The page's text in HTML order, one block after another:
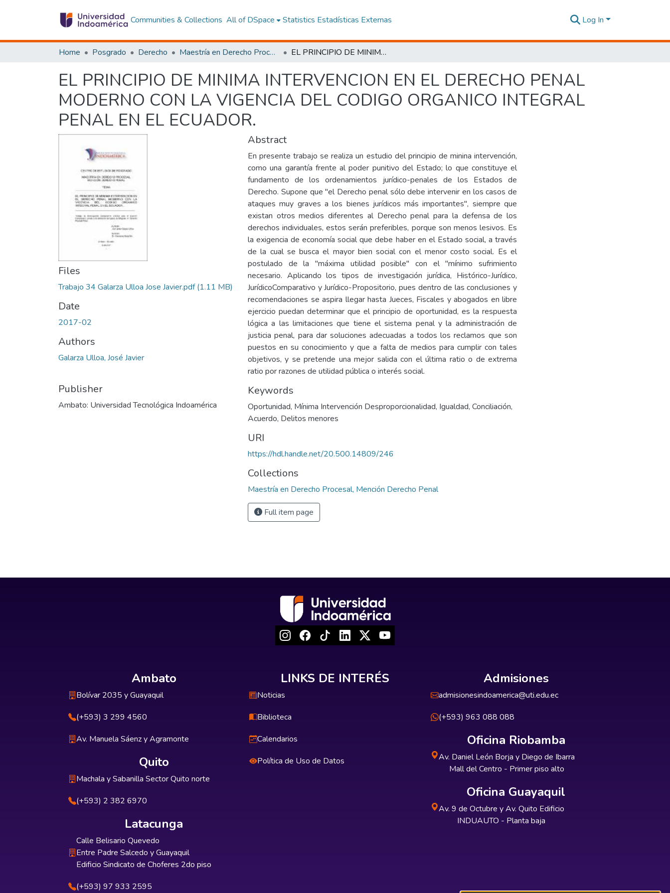
Communities & Collections All of DSpace Statistics Estadísticas Externas Log In
Home Posgrado Derecho Maestría en Derecho Procesal, Mención Derecho Penal EL PRINCIPIO DE MINIMA INTERVENCION EN EL DERECHO PENAL MODERNO CON LA VIGENCIA DEL CODIGO ORGANICO INTEGRAL PENAL EN EL ECUADOR.
EL PRINCIPIO DE MINIMA INTERVENCION EN EL DERECHO PENAL
MODERNO CON LA VIGENCIA DEL CODIGO ORGANICO INTEGRAL
PENAL EN EL ECUADOR.
Files
Trabajo 34 Galarza Ulloa Jose Javier.pdf(1.11 MB)
Date
2017-02
Authors
Galarza Ulloa, José Javier
Publisher
Ambato: Universidad Tecnológica Indoamérica
Abstract
En presente trabajo se realiza un estudio del principio de minina intervención,
como una garantía frente al poder punitivo del Estado; lo que constituye el
fundamento de los ordenamientos jurídico-penales de los Estados de
Derecho. Supone que "el Derecho penal sólo debe intervenir en los casos de
ataques muy graves a los bienes jurídicos más importantes", siempre que
existan otros medios diferentes al Derecho penal para la defensa de los
derechos individuales, estos serán preferibles, porque son menos lesivos. Es
la exigencia de economía social que debe haber en el Estado social, a través
de la cual se busca el mayor bien social con el menor costo social. Es el
postulado de la "máxima utilidad posible" con el "mínimo sufrimiento
necesario. Aplicando los tipos de investigación jurídica, Histórico-Jurídico,
JurídicoComparativo y Jurídico-Propositorio, pues dentro de las conclusiones y
recomendaciones se aspira llegar hasta Jueces, Fiscales y abogados en libre
ejercicio puedan determinar que el principio de oportunidad, es la respuesta
lógica a las limitaciones que tiene el sistema penal y la administración de
justicia penal, para dar soluciones adecuadas a todos los reclamos que son
puestos en su conocimiento y que a falta de medios para cumplir con tales
objetivos, y se pretende una mejor salida con el última ratio o de extrema
ratio por razones de utilidad pública o interés social.
Keywords
Oportunidad, Mínima Intervención Desproporcionalidad, Igualdad, Conciliación,
Acuerdo, Delitos menores
URI
https://hdl.handle.net/20.500.14809/246
Collections
Maestría en Derecho Procesal, Mención Derecho Penal
Full item page
Ambato
Bolívar 2035 y Guayaquil
(+593) 3 299 4560
Av. Manuela Sáenz y Agramonte
Quito
Machala y Sabanilla Sector Quito norte
(+593) 2 382 6970
Latacunga
Calle Belisario Quevedo
Entre Padre Salcedo y Guayaquil
Edificio Sindicato de Choferes 2do piso
(+593) 97 933 2595
LINKS DE INTERÉS
Noticias
Biblioteca
Calendarios
Política de Uso de Datos
Admisiones
admisionesindoamerica@uti.edu.ec
(+593) 963 088 088
Oficina Riobamba
Av. Daniel León Borja y Diego de Ibarra
Mall del Centro - Primer piso alto
Oficina Guayaquil
Av. 9 de Octubre y Av. Quito Edificio
INDUAUTO - Planta baja